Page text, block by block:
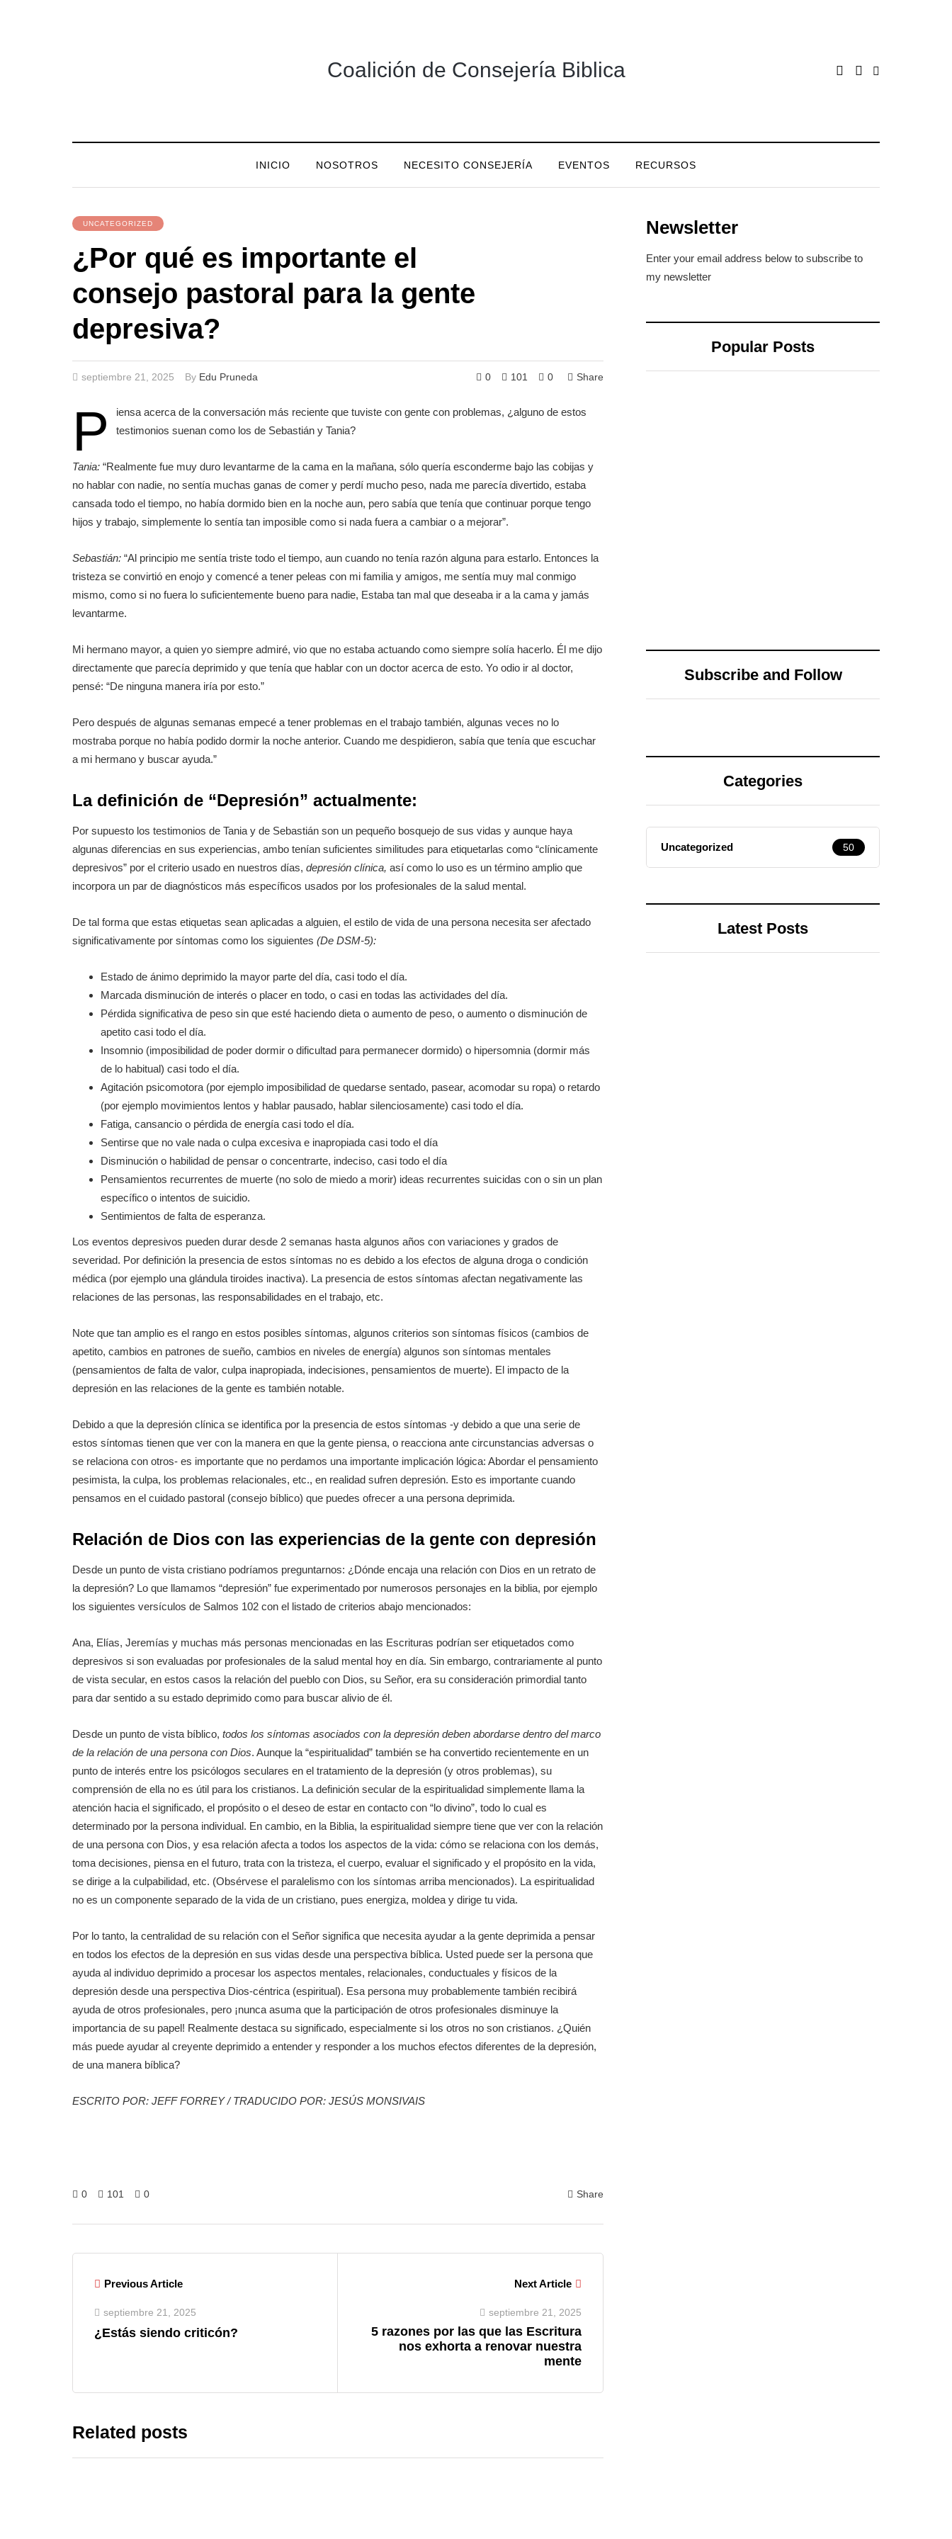
Coalición de Consejería Biblica
INICIO NOSOTROS NECESITO CONSEJERÍA EVENTOS RECURSOS
UNCATEGORIZED
¿Por qué es importante el
consejo pastoral para la gente
depresiva?
septiembre 21, 2025 By Edu Pruneda 0 101 0 Share
P
iensa acerca de la conversación más reciente que tuviste con gente con problemas, ¿alguno de estos
testimonios suenan como los de Sebastián y Tania?
Tania: “Realmente fue muy duro levantarme de la cama en la mañana, sólo quería esconderme bajo las cobijas y
no hablar con nadie, no sentía muchas ganas de comer y perdí mucho peso, nada me parecía divertido, estaba
cansada todo el tiempo, no había dormido bien en la noche aun, pero sabía que tenía que continuar porque tengo
hijos y trabajo, simplemente lo sentía tan imposible como si nada fuera a cambiar o a mejorar”.
Sebastián: “Al principio me sentía triste todo el tiempo, aun cuando no tenía razón alguna para estarlo. Entonces la
tristeza se convirtió en enojo y comencé a tener peleas con mi familia y amigos, me sentía muy mal conmigo
mismo, como si no fuera lo suficientemente bueno para nadie, Estaba tan mal que deseaba ir a la cama y jamás
levantarme.
Mi hermano mayor, a quien yo siempre admiré, vio que no estaba actuando como siempre solía hacerlo. Él me dijo
directamente que parecía deprimido y que tenía que hablar con un doctor acerca de esto. Yo odio ir al doctor,
pensé: “De ninguna manera iría por esto.”
Pero después de algunas semanas empecé a tener problemas en el trabajo también, algunas veces no lo
mostraba porque no había podido dormir la noche anterior. Cuando me despidieron, sabía que tenía que escuchar
a mi hermano y buscar ayuda.”
La definición de “Depresión” actualmente:
Por supuesto los testimonios de Tania y de Sebastián son un pequeño bosquejo de sus vidas y aunque haya
algunas diferencias en sus experiencias, ambo tenían suficientes similitudes para etiquetarlas como “clínicamente
depresivos” por el criterio usado en nuestros días, depresión clínica, así como lo uso es un término amplio que
incorpora un par de diagnósticos más específicos usados por los profesionales de la salud mental.
De tal forma que estas etiquetas sean aplicadas a alguien, el estilo de vida de una persona necesita ser afectado
significativamente por síntomas como los siguientes (De DSM-5):
Estado de ánimo deprimido la mayor parte del día, casi todo el día.
Marcada disminución de interés o placer en todo, o casi en todas las actividades del día.
Pérdida significativa de peso sin que esté haciendo dieta o aumento de peso, o aumento o disminución de
apetito casi todo el día.
Insomnio (imposibilidad de poder dormir o dificultad para permanecer dormido) o hipersomnia (dormir más
de lo habitual) casi todo el día.
Agitación psicomotora (por ejemplo imposibilidad de quedarse sentado, pasear, acomodar su ropa) o retardo
(por ejemplo movimientos lentos y hablar pausado, hablar silenciosamente) casi todo el día.
Fatiga, cansancio o pérdida de energía casi todo el día.
Sentirse que no vale nada o culpa excesiva e inapropiada casi todo el día
Disminución o habilidad de pensar o concentrarte, indeciso, casi todo el día
Pensamientos recurrentes de muerte (no solo de miedo a morir) ideas recurrentes suicidas con o sin un plan
específico o intentos de suicidio.
Sentimientos de falta de esperanza.
Los eventos depresivos pueden durar desde 2 semanas hasta algunos años con variaciones y grados de
severidad. Por definición la presencia de estos síntomas no es debido a los efectos de alguna droga o condición
médica (por ejemplo una glándula tiroides inactiva). La presencia de estos síntomas afectan negativamente las
relaciones de las personas, las responsabilidades en el trabajo, etc.
Note que tan amplio es el rango en estos posibles síntomas, algunos criterios son síntomas físicos (cambios de
apetito, cambios en patrones de sueño, cambios en niveles de energía) algunos son síntomas mentales
(pensamientos de falta de valor, culpa inapropiada, indecisiones, pensamientos de muerte). El impacto de la
depresión en las relaciones de la gente es también notable.
Debido a que la depresión clínica se identifica por la presencia de estos síntomas -y debido a que una serie de
estos síntomas tienen que ver con la manera en que la gente piensa, o reacciona ante circunstancias adversas o
se relaciona con otros- es importante que no perdamos una importante implicación lógica: Abordar el pensamiento
pesimista, la culpa, los problemas relacionales, etc., en realidad sufren depresión. Esto es importante cuando
pensamos en el cuidado pastoral (consejo bíblico) que puedes ofrecer a una persona deprimida.
Relación de Dios con las experiencias de la gente con depresión
Desde un punto de vista cristiano podríamos preguntarnos: ¿Dónde encaja una relación con Dios en un retrato de
la depresión? Lo que llamamos “depresión” fue experimentado por numerosos personajes en la biblia, por ejemplo
los siguientes versículos de Salmos 102 con el listado de criterios abajo mencionados:
Ana, Elías, Jeremías y muchas más personas mencionadas en las Escrituras podrían ser etiquetados como
depresivos si son evaluadas por profesionales de la salud mental hoy en día. Sin embargo, contrariamente al punto
de vista secular, en estos casos la relación del pueblo con Dios, su Señor, era su consideración primordial tanto
para dar sentido a su estado deprimido como para buscar alivio de él.
Desde un punto de vista bíblico, todos los síntomas asociados con la depresión deben abordarse dentro del marco
de la relación de una persona con Dios. Aunque la “espiritualidad” también se ha convertido recientemente en un
punto de interés entre los psicólogos seculares en el tratamiento de la depresión (y otros problemas), su
comprensión de ella no es útil para los cristianos. La definición secular de la espiritualidad simplemente llama la
atención hacia el significado, el propósito o el deseo de estar en contacto con “lo divino”, todo lo cual es
determinado por la persona individual. En cambio, en la Biblia, la espiritualidad siempre tiene que ver con la relación
de una persona con Dios, y esa relación afecta a todos los aspectos de la vida: cómo se relaciona con los demás,
toma decisiones, piensa en el futuro, trata con la tristeza, el cuerpo, evaluar el significado y el propósito en la vida,
se dirige a la culpabilidad, etc. (Obsérvese el paralelismo con los síntomas arriba mencionados). La espiritualidad
no es un componente separado de la vida de un cristiano, pues energiza, moldea y dirige tu vida.
Por lo tanto, la centralidad de su relación con el Señor significa que necesita ayudar a la gente deprimida a pensar
en todos los efectos de la depresión en sus vidas desde una perspectiva bíblica. Usted puede ser la persona que
ayuda al individuo deprimido a procesar los aspectos mentales, relacionales, conductuales y físicos de la
depresión desde una perspectiva Dios-céntrica (espiritual). Esa persona muy probablemente también recibirá
ayuda de otros profesionales, pero ¡nunca asuma que la participación de otros profesionales disminuye la
importancia de su papel! Realmente destaca su significado, especialmente si los otros no son cristianos. ¿Quién
más puede ayudar al creyente deprimido a entender y responder a los muchos efectos diferentes de la depresión,
de una manera bíblica?
ESCRITO POR: JEFF FORREY / TRADUCIDO POR: JESÚS MONSIVAIS
0 101 0 Share
Newsletter
Enter your email address below to subscribe to
my newsletter
Popular Posts
(Parte 1)Subscribe and Follow
Categories
Uncategorized 50
Latest Posts
Previous Article
septiembre 21, 2025
¿Estás siendo criticón?
Next Article
septiembre 21, 2025
5 razones por las que las Escritura
nos exhorta a renovar nuestra
mente
Related posts